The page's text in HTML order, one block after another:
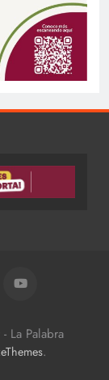
La Palabra
.